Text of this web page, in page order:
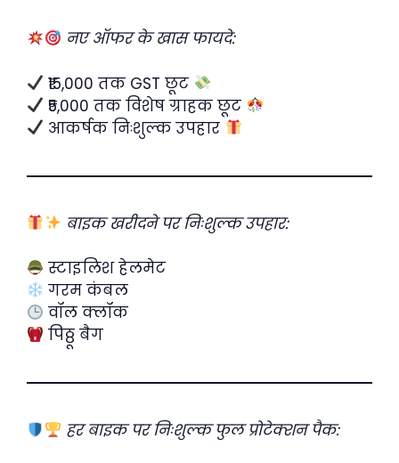
नए ऑफर के खास फायदे:
₹15,000 तक GST छूट
₹5,000 तक विशेष ग्राहक छूट
आकर्षक निःशुल्क उपहार
बाइक खरीदने पर निःशुल्क उपहार:
स्टाइलिश हेलमेट
गरम कंबल
वॉल क्लॉक
पिठ्ठू बैग
हर बाइक पर निःशुल्क फुल प्रोटेक्शन पैक: